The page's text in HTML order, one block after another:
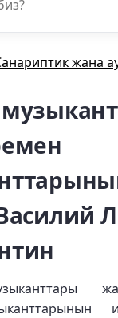
жана